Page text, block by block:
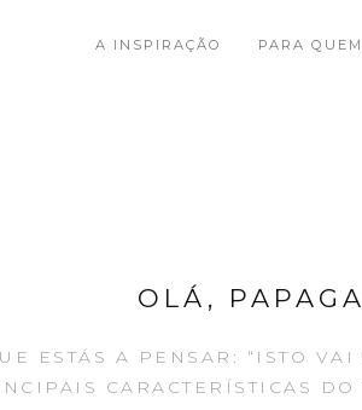
A INSPIRAÇÃO PARA QUEM
OLÁ,
ESTÁS A PENSAR: “ISTO
CARACTERÍSTICAS